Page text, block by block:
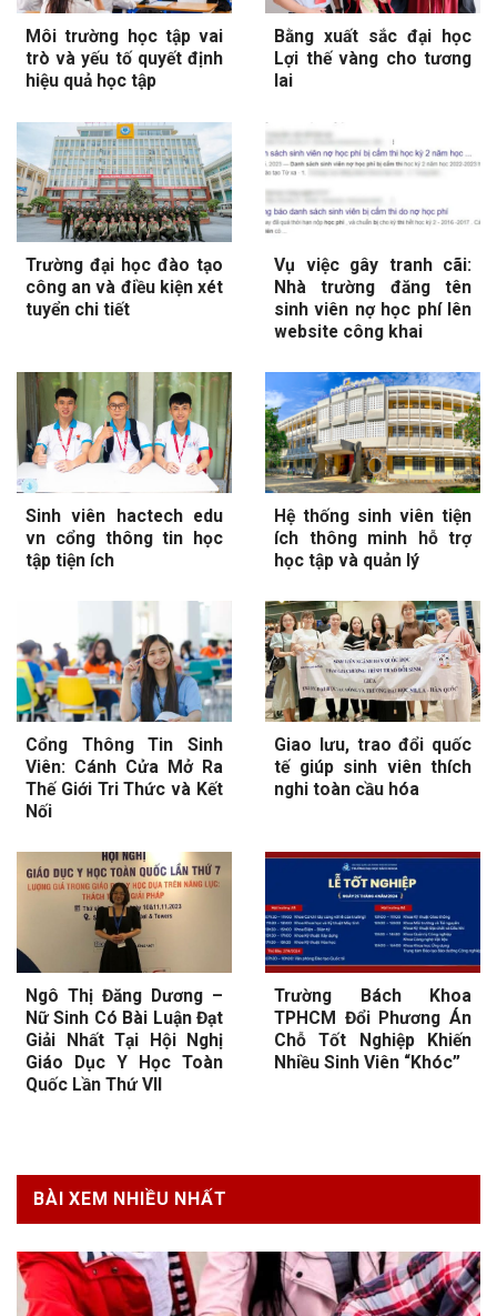
Môi trường học tập vai
trò và yếu tố quyết định
hiệu quả học tập
Bằng xuất sắc đại học
Lợi thế vàng cho tương
lai
Trường đại học đào tạo
công an và điều kiện xét
tuyển chi tiết
Vụ việc gây tranh cãi:
Nhà trường đăng tên
sinh viên nợ học phí lên
website công khai
Sinh viên hactech edu
vn cổng thông tin học
tập tiện ích
Hệ thống sinh viên tiện
ích thông minh hỗ trợ
học tập và quản lý
Cổng Thông Tin Sinh
Viên: Cánh Cửa Mở Ra
Thế Giới Tri Thức và Kết
Nối
Giao lưu, trao đổi quốc
tế giúp sinh viên thích
nghi toàn cầu hóa
Ngô Thị Đăng Dương –
Nữ Sinh Có Bài Luận Đạt
Giải Nhất Tại Hội Nghị
Giáo Dục Y Học Toàn
Quốc Lần Thứ VII
Trường Bách Khoa
TPHCM Đổi Phương Án
Chỗ Tốt Nghiệp Khiến
Nhiều Sinh Viên “Khóc”
BÀI XEM NHIỀU NHẤT